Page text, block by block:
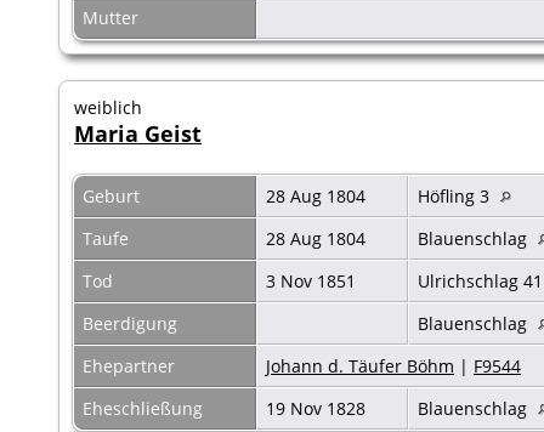
Mutter
weiblich
Maria Geist
Geburt 28 Aug 1804
Höfling 3
Taufe
28 Aug 1804
Blauenschlag
Tod
3 Nov 1851
Ulrichschlag 41
Beerdigung
Blauenschlag
Ehepartner
Johann d. Täufer Böhm | F9544
Eheschließung
19 Nov 1828 Blauenschlag